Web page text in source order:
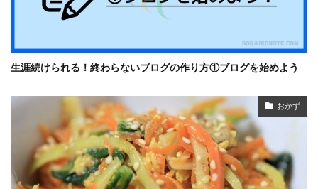
生涯続けられる！終わらないブログの作り方①ブログを始めよう
おかず